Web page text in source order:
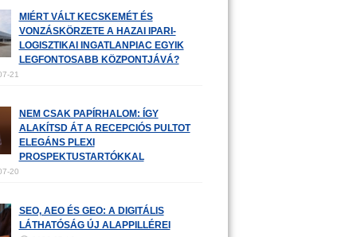
MIÉRT VÁLT KECSKEMÉT ÉS
VONZÁSKÖRZETE A HAZAI IPARI-
LOGISZTIKAI INGATLANPIAC EGYIK
LEGFONTOSABB KÖZPONTJÁVÁ?
21
NEM CSAK PAPÍRHALOM: ÍGY
ALAKÍTSD ÁT A RECEPCIÓS PULTOT
ELEGÁNS PLEXI
PROSPEKTUSTARTÓKKAL
20
SEO, AEO ÉS GEO: A DIGITÁLIS
LÁTHATÓSÁG ÚJ ALAPPILLÉREI